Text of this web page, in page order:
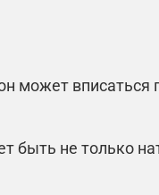
может вписаться
быть не только